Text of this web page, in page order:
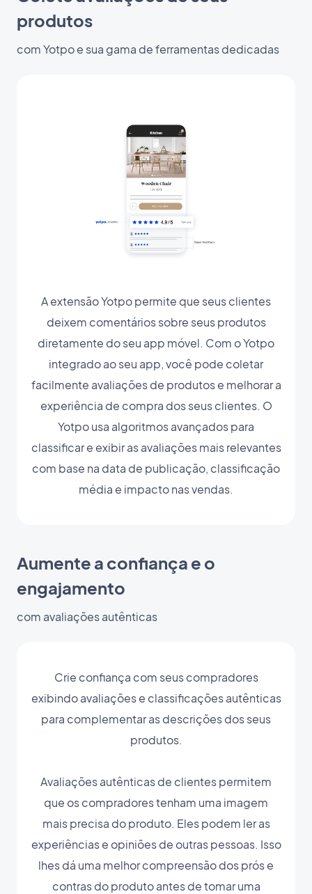
produtos
com Yotpo e sua gama de ferramentas dedicadas
A extensão Yotpo permite que seus clientes
deixem comentários sobre seus produtos
diretamente do seu app móvel. Com o Yotpo
integrado ao seu app, você pode coletar
facilmente avaliações de produtos e melhorar a
experiência de compra dos seus clientes. O
Yotpo usa algoritmos avançados para
classificar e exibir as avaliações mais relevantes
com base na data de publicação, classificação
média e impacto nas vendas.
Aumente a confiança e o
engajamento
com avaliações autênticas
Crie confiança com seus compradores
exibindo avaliações e classificações autênticas
para complementar as descrições dos seus
produtos.
Avaliações autênticas de clientes permitem
que os compradores tenham uma imagem
mais precisa do produto. Eles podem ler as
experiências e opiniões de outras pessoas. Isso
lhes dá uma melhor compreensão dos prós e
contras do produto antes de tomar uma